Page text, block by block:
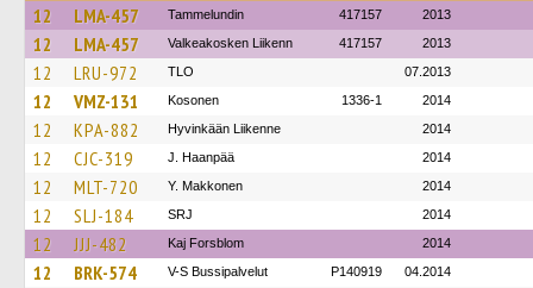
12 LMA-457 Tammelundin 417157 2013
12 LMA-457 Valkeakosken Liikenn 417157 2013
12 LRU-972 TLO 07.2013
12 VMZ-131 Kosonen 1336-1 2014
12 KPA-882 Hyvinkään Liikenne 2014
12 CJC-319 J. Haanpää 2014
12 MLT-720 Y. Makkonen 2014
12 SLJ-184 SRJ 2014
12 JJJ-482 Kaj Forsblom 2014
12 BRK-574 V-S Bussipalvelut P140919 04.2014